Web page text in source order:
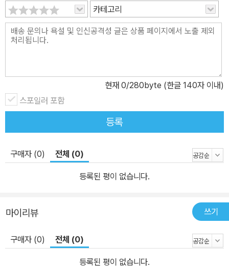
카테고리
현재 0/280byte (한글 140자 이내)
스포일러 포함
등록
구매자 (0) 전체 (0)
등록된 평이 없습니다.
마이리뷰 쓰기
구매자 (0) 전체 (0)
등록된 평이 없습니다.